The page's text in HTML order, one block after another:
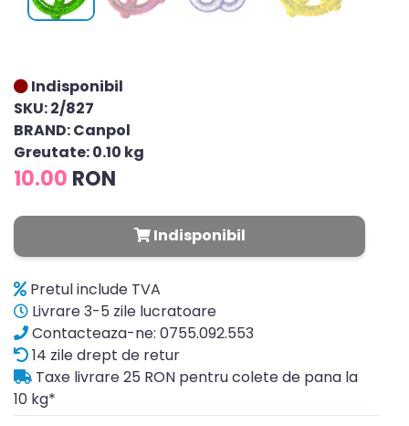
Indisponibil
SKU: 2/827
BRAND: Canpol
Greutate: 0.10 kg
10.00 RON
Indisponibil
Pretul include TVA
Livrare 3-5 zile lucratoare
Contacteaza-ne: 0755.092.553
14 zile drept de retur
Taxe livrare 25 RON pentru colete de pana la
10 kg*